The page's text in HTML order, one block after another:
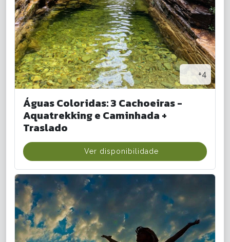
+4
Águas Coloridas: 3 Cachoeiras -
Aquatrekking e Caminhada +
Traslado
Ver disponibilidade